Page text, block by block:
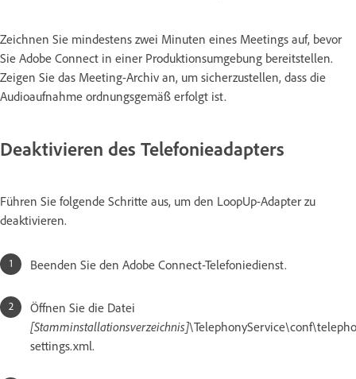
Zeichnen Sie mindestens zwei Minuten eines Meetings auf, bevor
Sie Adobe Connect in einer Produktionsumgebung bereitstellen.
Zeigen Sie das Meeting-Archiv an, um sicherzustellen, dass die
Audioaufnahme ordnungsgemäß erfolgt ist.
Deaktivieren des Telefonieadapters
Führen Sie folgende Schritte aus, um den LoopUp-Adapter zu
deaktivieren.
Beenden Sie den Adobe Connect-Telefoniedienst.
Öffnen Sie die Datei
[Stamminstallationsverzeichnis]
settings.xml.